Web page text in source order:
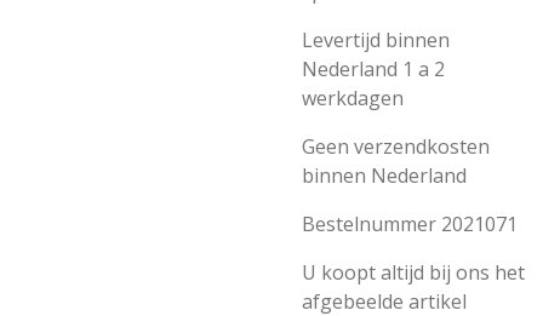
Levertijd binnen
Nederland 1 a 2
werkdagen
Geen verzendkosten
binnen Nederland
Bestelnummer 2021071
U koopt altijd bij ons het
afgebeelde artikel